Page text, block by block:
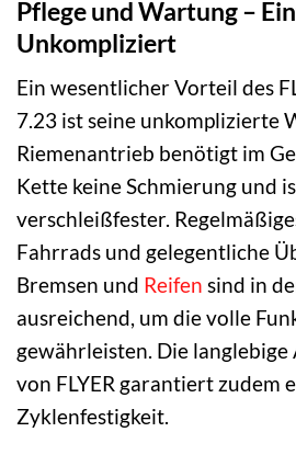
Pflege und Wartung –
Unkompliziert
Ein wesentlicher Vorteil des
7.23 ist seine unkomplizierte
Riemenantrieb benötigt im
Kette keine Schmierung und
verschleißfester.
Fahrrads und gelegentliche
Bremsen und Reifen sind in
ausreichend, um die volle
gewährleisten. Die langlebige
von FLYER garantiert zudem
Zyklenfestigkeit.